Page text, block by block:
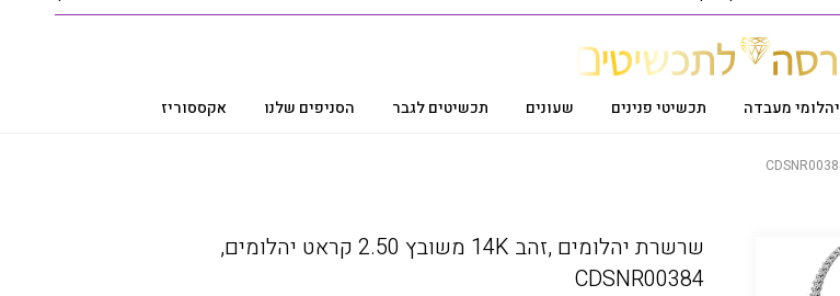
יהלומי מעבדה תכשיטי פנינים שעונים תכשיטים לגבר הסניפים שלנו אקססוריז
שרשרת יהלומים ,זהב 14K משובץ 2.50 קראט יהלומים,
CDSNR00384